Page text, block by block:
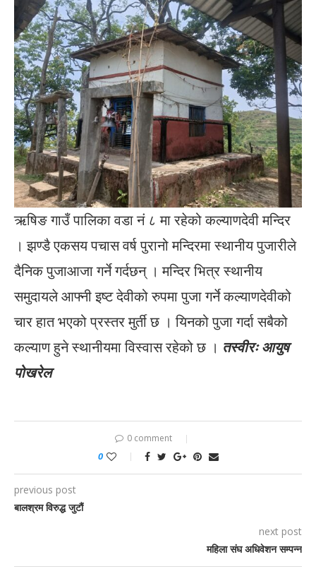
ऋषिङ गाउँ पालिका वडा नं ८ मा रहेको कल्याणदेवी मन्दिर
। झण्डै एकसय पचास वर्ष पुरानो मन्दिरमा स्थानीय पुजारीले
दैनिक पुजाआजा गर्ने गर्दछन् । मन्दिर भित्र स्थानीय
समुदायले आफ्नी इष्ट देवीको रुपमा पुजा गर्ने कल्याणदेवीको
चार हात भएको प्रस्तर मुर्ती छ । यिनको पुजा गर्दा सबैको
कल्याण हुने स्थानीयमा विस्वास रहेको छ । तस्वीरः आयुष
पोखरेल
0 comment
0
previous post
बालश्रम विरुद्ध जुटौं
next post
महिला संघ अधिवेशन सम्पन्न